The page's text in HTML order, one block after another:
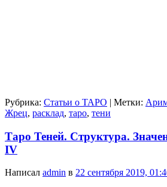
Рубрика: Статьи о ТАРО | Метки:
Жрец, расклад, таро, тени
Таро Теней. Структура.
IV
Написал admin в 22 сентября 2019,